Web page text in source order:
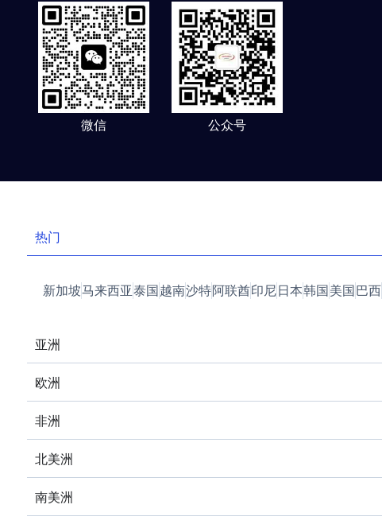
微信 公众号
热门
新加坡马来西亚泰国越南沙特阿联酋印尼日本韩国美国巴西
亚洲
欧洲
非洲
北美洲
南美洲